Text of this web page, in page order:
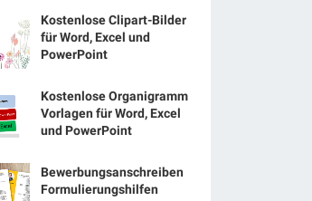
Kostenlose Clipart-Bilder
für Word, Excel und
PowerPoint
Kostenlose Organigramm
Vorlagen für Word, Excel
und PowerPoint
Bewerbungsanschreiben
Formulierungshilfen